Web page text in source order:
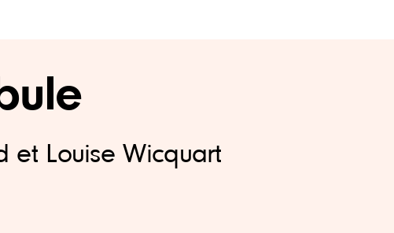
et Louise Wicquart